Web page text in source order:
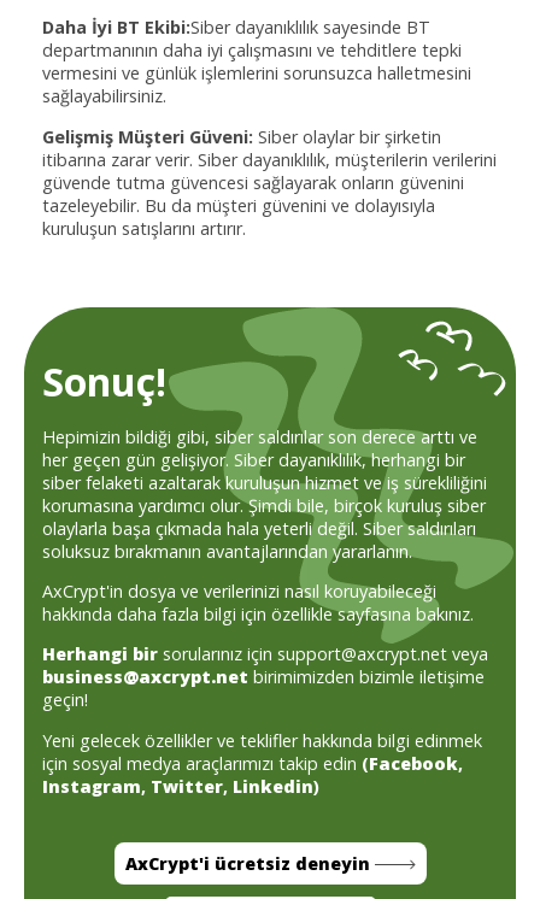
Daha İyi BT Ekibi:Siber dayanıklılık sayesinde BT
departmanının daha iyi çalışmasını ve tehditlere tepki
vermesini ve günlük işlemlerini sorunsuzca halletmesini
sağlayabilirsiniz.
Gelişmiş Müşteri Güveni: Siber olaylar bir şirketin
itibarına zarar verir. Siber dayanıklılık, müşterilerin verilerini
güvende tutma güvencesi sağlayarak onların güvenini
tazeleyebilir. Bu da müşteri güvenini ve dolayısıyla
kuruluşun satışlarını artırır.
Sonuç!
Hepimizin bildiği gibi, siber saldırılar son derece arttı ve
her geçen gün gelişiyor. Siber dayanıklılık, herhangi bir
siber felaketi azaltarak kuruluşun hizmet ve iş sürekliliğini
korumasına yardımcı olur. Şimdi bile, birçok kuruluş siber
olaylarla başa çıkmada hala yeterli değil. Siber saldırıları
soluksuz bırakmanın avantajlarından yararlanın.
AxCrypt'in dosya ve verilerinizi nasıl koruyabileceği
hakkında daha fazla bilgi için özellikle sayfasına bakınız.
Herhangi bir sorularınız için support@axcrypt.net veya
business@axcrypt.net birimimizden bizimle iletişime
geçin!
Yeni gelecek özellikler ve teklifler hakkında bilgi edinmek
için sosyal medya araçlarımızı takip edin (Facebook,
Instagram, Twitter, Linkedin)
AxCrypt'i ücretsiz deneyin